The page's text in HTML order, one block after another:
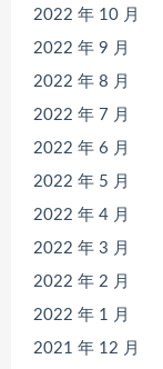
2022 年 10 月
2022 年 9 月
2022 年 8 月
2022 年 7 月
2022 年 6 月
2022 年 5 月
2022 年 4 月
2022 年 3 月
2022 年 2 月
2022 年 1 月
2021 年 12 月